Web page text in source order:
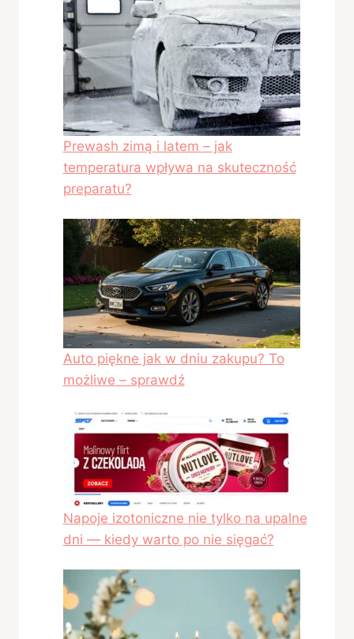
Prewash zimą i latem – jak
temperatura wpływa na skuteczność
preparatu?
Auto piękne jak w dniu zakupu? To
możliwe – sprawdź
Napoje izotoniczne nie tylko na upalne
dni — kiedy warto po nie sięgać?